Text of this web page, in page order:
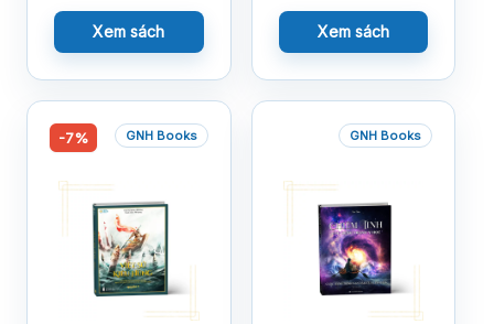
Xem sách Xem sách
-7% GNH Books GNH Books